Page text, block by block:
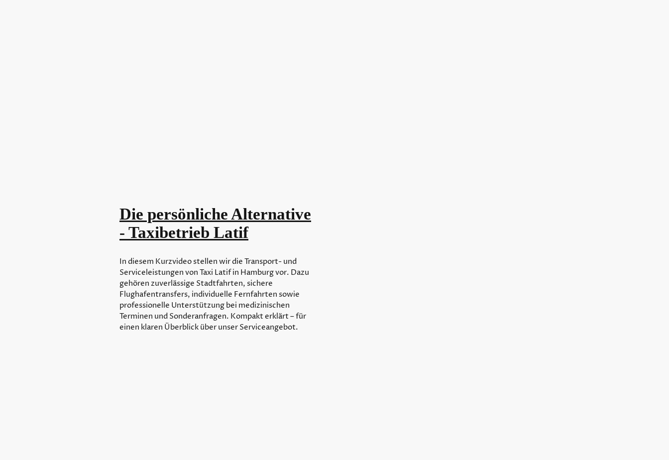
Die persönliche Alternative
- Taxibetrieb Latif
In diesem Kurzvideo stellen wir die Transport- und
Serviceleistungen von Taxi Latif in Hamburg vor. Dazu
gehören zuverlässige Stadtfahrten, sichere
Flughafentransfers, individuelle Fernfahrten sowie
professionelle Unterstützung bei medizinischen
Terminen und Sonderanfragen. Kompakt erklärt – für
einen klaren Überblick über unser Serviceangebot.